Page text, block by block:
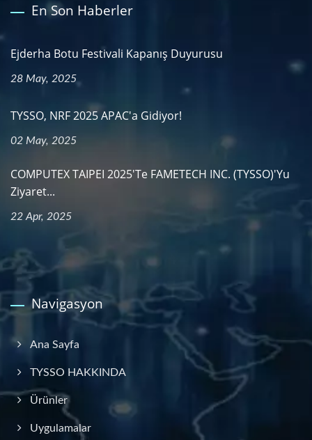
En Son Haberler
Ejderha Botu Festivali Kapanış Duyurusu
28 May, 2025
TYSSO, NRF 2025 APAC'a Gidiyor!
02 May, 2025
COMPUTEX TAIPEI 2025'te FAMETECH INC. (TYSSO)'yu
Ziyaret...
22 Apr, 2025
Navigasyon
Ana Sayfa
TYSSO HAKKINDA
Ürünler
Uygulamalar